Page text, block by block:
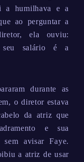
a humilhava e a
ao perguntar a
ela ouviu:
seu salário é a
durante as
o diretor estava
da atriz que
e sua
avisar Faye.
a atriz de usar